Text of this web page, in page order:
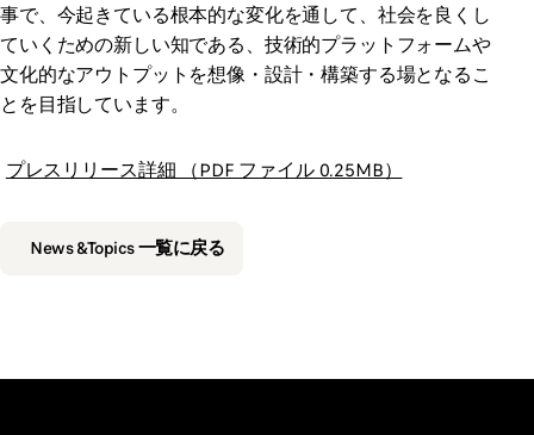
事で、今起きている根本的な変化を通して、社会を良くし
ていくための新しい知である、技術的プラットフォームや
文化的なアウトプットを想像・設計・構築する場となるこ
とを目指しています。
プレスリリース詳細 （PDF ファイル 0.25MB）
News &Topics 一覧に戻る